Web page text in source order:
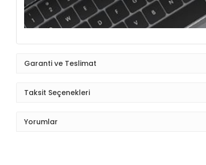
Garanti ve Teslimat
Taksit Seçenekleri
Yorumlar